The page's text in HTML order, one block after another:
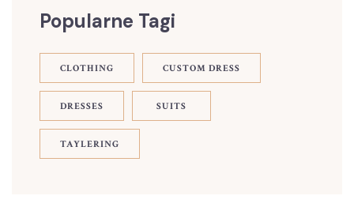
Popularne Tagi
CLOTHING CUSTOM DRESS
DRESSES SUITS
TAYLERING